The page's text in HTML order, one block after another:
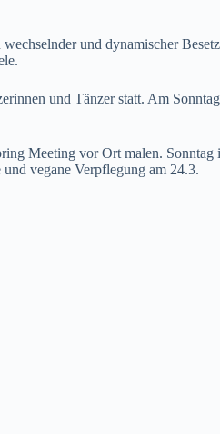
und dynamischer
und Tänzer statt. Am
Meeting vor Ort malen.
vegane Verpflegung am 24.3.